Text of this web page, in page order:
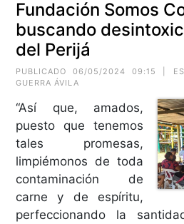
Fundación Somos
buscando
del Perijá
PUBLICADO 06/05/2024 09:15 |
GUERRA ÁVILA
“Así que, amados,
puesto que tenemos
tales promesas,
limpiémonos de toda
contaminación de
carne y de espíritu,
perfeccionando la